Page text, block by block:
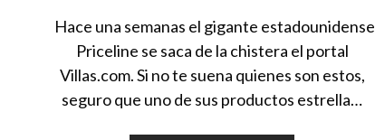
Hace una semanas el gigante estadounidense
Priceline se saca de la chistera el portal
Villas.com. Si no te suena quienes son estos,
seguro que uno de sus productos estrella…